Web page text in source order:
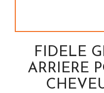
FIDELE
ARRIERE